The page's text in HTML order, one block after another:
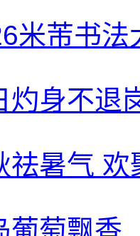
米芾书法
灼身不退
祛暑气 欢
葡萄飘香